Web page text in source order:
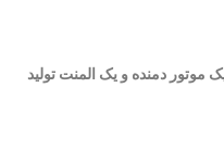
دمنده و یک المنت تولید